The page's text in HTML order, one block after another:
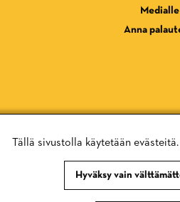
Medialle
Anna
Tällä sivustolla käytetään evästeitä.
Hyväksy vain